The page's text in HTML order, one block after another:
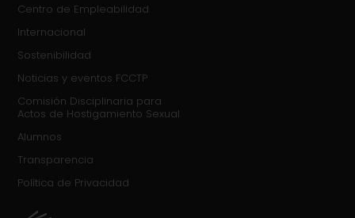
Centro de Empleabilidad
Internacional
Sostenibilidad
Noticias y eventos FCCTP
Comisión Disciplinaria para
Actos de Hostigamiento Sexual​
Alumnos
Transparencia
Política de Privacidad​